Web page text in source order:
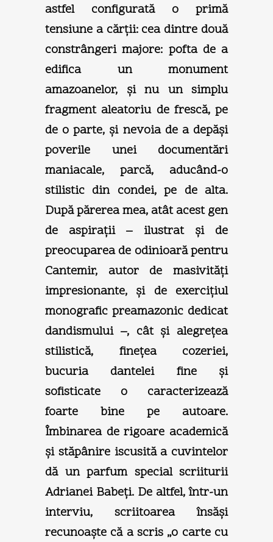
astfel configurată o primă
tensiune a cărţii: cea dintre două
constrângeri majore: pofta de a
edifica un monument
amazoanelor, şi nu un simplu
fragment aleatoriu de frescă, pe
de o parte, şi nevoia de a depăşi
poverile unei documentări
maniacale, parcă, aducând-o
stilistic din condei, pe de alta.
După părerea mea, atât acest gen
de aspiraţii – ilustrat şi de
preocuparea de odinioară pentru
Cantemir, autor de masivităţi
impresionante, şi de exerciţiul
monografic preamazonic dedicat
dandismului –, cât şi alegreţea
stilistică, fineţea cozeriei,
bucuria dantelei fine şi
sofisticate o caracterizează
foarte bine pe autoare.
Îmbinarea de rigoare academică
şi stăpânire iscusită a cuvintelor
dă un parfum special scriiturii
Adrianei Babeţi. De altfel, într-un
interviu, scriitoarea însăşi
recunoaşte că a scris „o carte cu